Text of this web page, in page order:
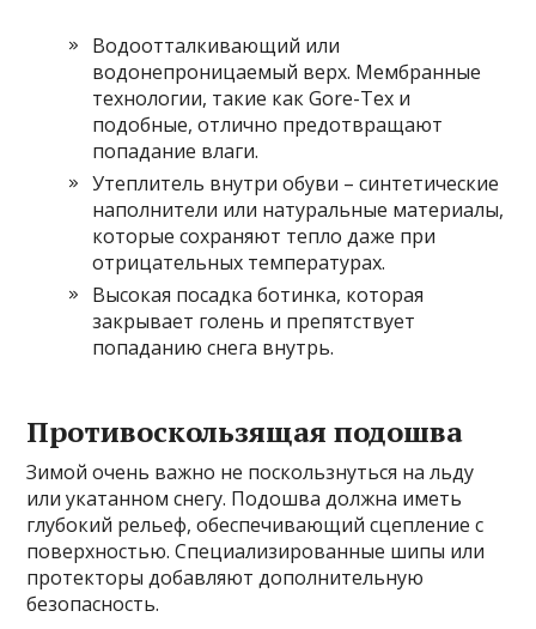
Водоотталкивающий или
водонепроницаемый верх. Мембранные
технологии, такие как Gore-Tex и
подобные, отлично предотвращают
попадание влаги.
Утеплитель внутри обуви – синтетические
наполнители или натуральные материалы,
которые сохраняют тепло даже при
отрицательных температурах.
Высокая посадка ботинка, которая
закрывает голень и препятствует
попаданию снега внутрь.
Противоскользящая подошва
Зимой очень важно не поскользнуться на льду
или укатанном снегу. Подошва должна иметь
глубокий рельеф, обеспечивающий сцепление с
поверхностью. Специализированные шипы или
протекторы добавляют дополнительную
безопасность.